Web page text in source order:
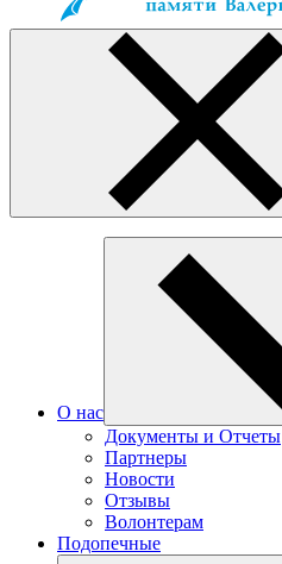
О нас
Документы и Отчеты
Партнеры
Новости
Отзывы
Волонтерам
Подопечные